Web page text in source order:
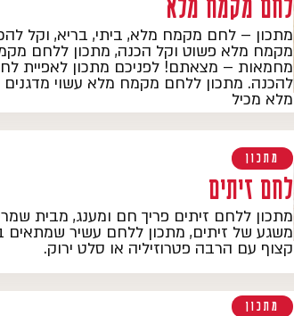
מתכון – לחם מקמח מלא, ביתי, בריא, וקל
מקמח מלא פשוט וקל הכנה, מתכון ללחם
מחמאות – מצאתם! לפניכם מתכון לאפיית
להכנה. מתכון ללחם מקמח מלא עשוי
מלא מכיל
מתכון
לחם זיתים
מתכון ללחם זיתים פריך חם ומענג, מבית
משגע של זיתים, מתכון ללחם עשיר
קצוף עם הרבה פטרוזיליה או סלט ירוק.
מתכון